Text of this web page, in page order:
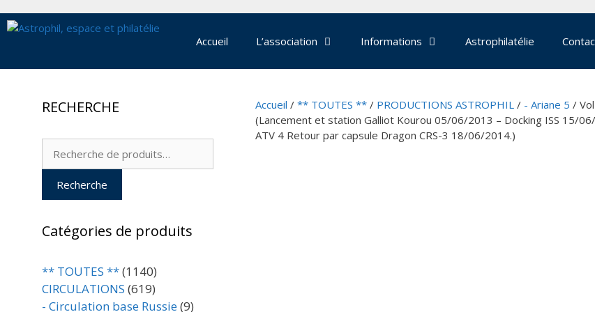
au
Accueil L’association Informations Astrophilatélie
Accueil / ** TOUTES ** / PRODUCTIONS ASTROPHIL / - Ariane 5 /
(Lancement et station Galliot Kourou 05/06/2013 – Docking ISS 15/
ATV 4 Retour par capsule Dragon CRS-3 18/06/2014.)
RECHERCHE
Recherche
Recherche
Catégories de produits
** TOUTES **(1140)
CIRCULATIONS (619)
- Circulation base Russie(9)